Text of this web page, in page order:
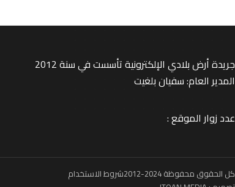
جريدة أرض بلادي الإلكترونية تأسست في سنة 2012
المدير العام: سفيان بلغيت
عدد زوار الموقع :
كل الحقوق محفوظة 2024-2012
شروط الاستخدام